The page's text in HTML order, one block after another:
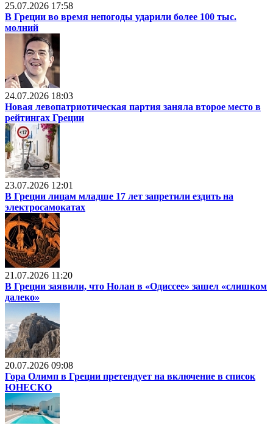
25.07.2026 17:58
В Греции во время непогоды ударили более 100 тыс.
молний
24.07.2026 18:03
Новая левопатриотическая партия заняла второе место в
рейтингах Греции
23.07.2026 12:01
В Греции лицам младше 17 лет запретили ездить на
электросамокатах
21.07.2026 11:20
В Греции заявили, что Нолан в «Одиссее» зашел «слишком
далеко»
20.07.2026 09:08
Гора Олимп в Греции претендует на включение в список
ЮНЕСКО